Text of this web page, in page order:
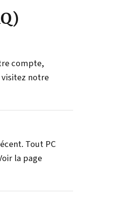
compte,
notre
Tout PC
la page